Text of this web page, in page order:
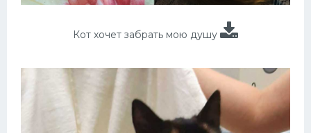
Кот хочет забрать мою душу